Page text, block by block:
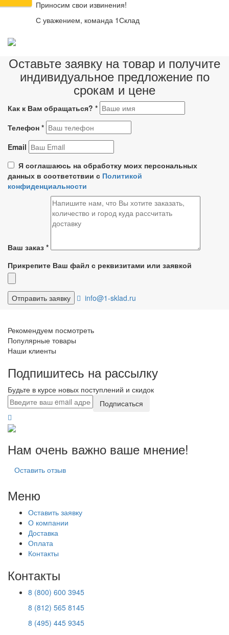
Приносим свои извинения!
С уважением, команда 1Склад
Оставьте заявку на товар и получите
индивидуальное предложение по
срокам и цене
Как к Вам обращаться? *
Телефон *
Email
Я соглашаюсь на обработку моих персональных
данных в соответствии с Политикой
конфиденциальности
Ваш заказ *
Прикрепите Ваш файл с реквизитами или заявкой
info@1-sklad.ru
Рекомендуем посмотреть
Популярные товары
Наши клиенты
Подпишитесь на рассылку
Будьте в курсе новых поступлений и скидок
Подписаться
Нам очень важно ваше мнение!
Оставить отзыв
Меню
Оставить заявку
О компании
Доставка
Оплата
Контакты
Контакты
8 (800) 600 3945
8 (812) 565 8145
8 (495) 445 9345